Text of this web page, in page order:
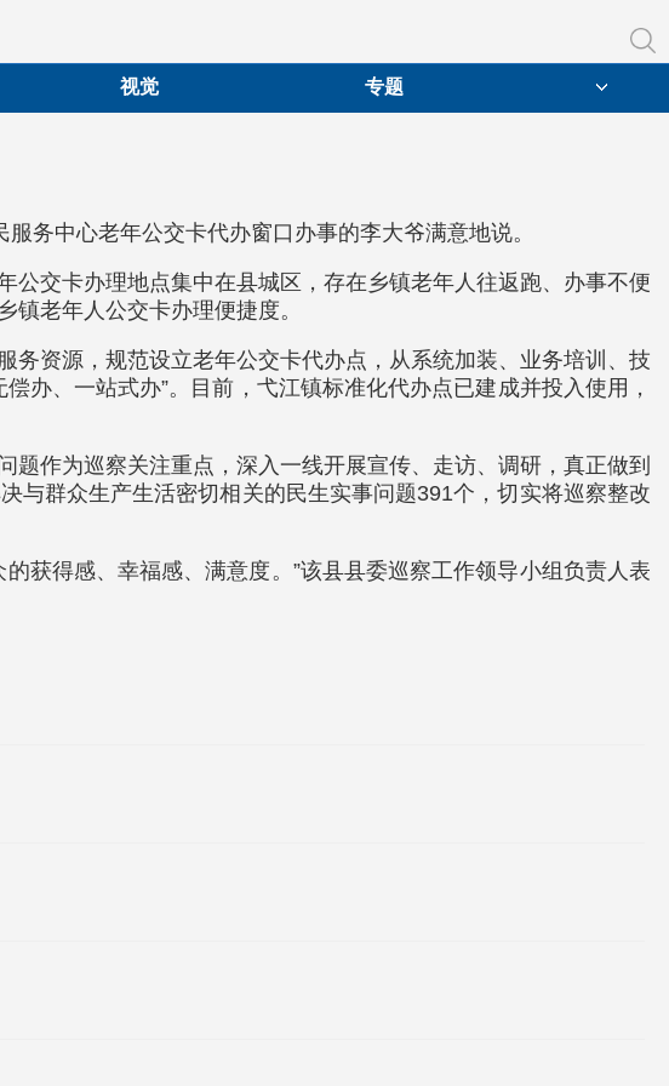
视觉 专题
务中心老年公交卡代办窗口办事的李大爷满意地说。
交卡办理地点集中在县城区，存在乡镇老年人往返跑、办事不便
老年人公交卡办理便捷度。
资源，规范设立老年公交卡代办点，从系统加装、业务培训、技
办、一站式办”。目前，弋江镇标准化代办点已建成并投入使用，
作为巡察关注重点，深入一线开展宣传、走访、调研，真正做到
与群众生产生活密切相关的民生实事问题391个，切实将巡察整改
获得感、幸福感、满意度。”该县县委巡察工作领导小组负责人表